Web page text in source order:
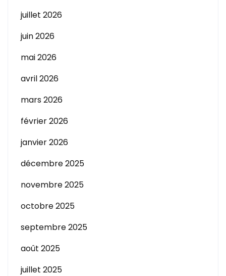
juillet 2026
juin 2026
mai 2026
avril 2026
mars 2026
février 2026
janvier 2026
décembre 2025
novembre 2025
octobre 2025
septembre 2025
août 2025
juillet 2025